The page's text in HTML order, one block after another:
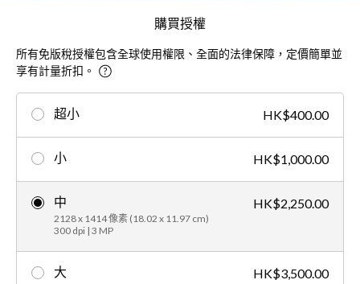
購買授權
所有免版稅授權包含全球使用權限、全面的法律保障，定價簡單並
享有計量折扣。
超小 HK$400.00
小 HK$1,000.00
中
2128 x 1414 像素 (18.02 x 11.97 cm)
300 dpi | 3 MP
HK$2,250.00
大 HK$3,500.00